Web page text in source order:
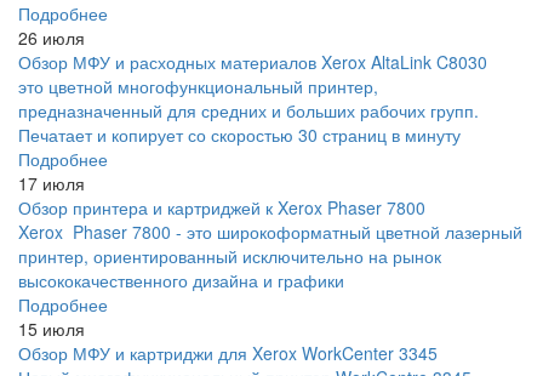
Подробнее
26 июля
Обзор МФУ и расходных материалов Xerox AltaLink C8030
это цветной многофункциональный принтер,
предназначенный для средних и больших рабочих групп.
Печатает и копирует со скоростью 30 страниц в минуту
Подробнее
17 июля
Обзор принтера и картриджей к Xerox Phaser 7800
Xerox Phaser 7800 - это широкоформатный цветной лазерный
принтер, ориентированный исключительно на рынок
высококачественного дизайна и графики
Подробнее
15 июля
Обзор МФУ и картриджи для Xerox WorkCenter 3345